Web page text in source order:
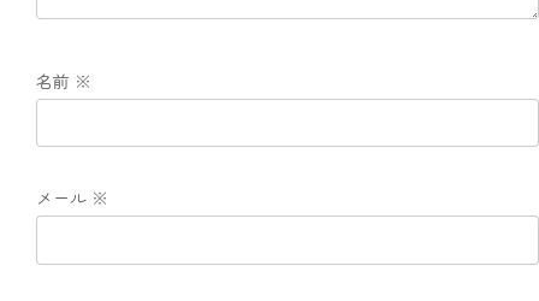
名前 ※
メール ※